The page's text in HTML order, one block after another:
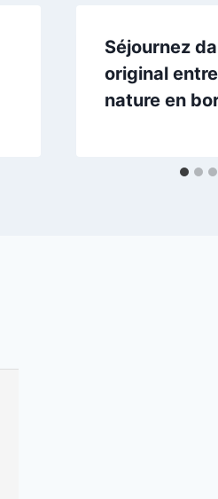
Séjournez
original
nature en